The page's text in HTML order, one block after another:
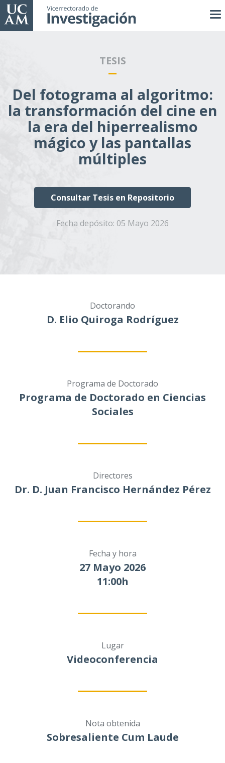
Pasar
al
TESIS
Del fotograma al algoritmo:
la transformación del cine en
la era del hiperrealismo
mágico y las pantallas
múltiples
Consultar Tesis en Repositorio
Fecha depósito: 05 Mayo 2026
Doctorando
D. Elio Quiroga Rodríguez
Programa de Doctorado
Programa de Doctorado en Ciencias
Sociales
Directores
Dr. D. Juan Francisco Hernández Pérez
Fecha y hora
27 Mayo 2026
11:00h
Lugar
Videoconferencia
Nota obtenida
Sobresaliente Cum Laude